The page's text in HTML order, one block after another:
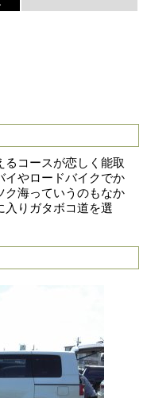
コースが恋しく能取
イやロードバイクでか
ク海っていうのもなか
入りガタボコ道を選